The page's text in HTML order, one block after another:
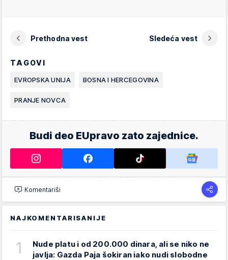
Prethodna vest Sledeća vest
TAGOVI
EVROPSKA UNIJA BOSNA I HERCEGOVINA
PRANJE NOVCA
Budi deo EUpravo zato zajednice.
Komentariši
NAJKOMENTARISANIJE
1
Nude platu i od 200.000 dinara, ali se niko ne
javlja: Gazda Paja šokiran iako nudi slobodne